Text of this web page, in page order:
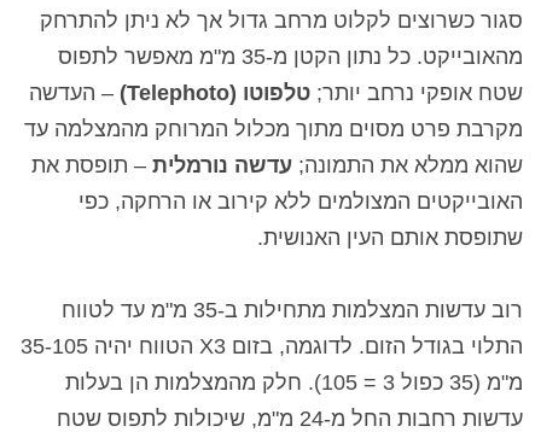
סגור כשרוצים לקלוט מרחב גדול אך לא ניתן להתרחק
מהאובייקט. כל נתון הקטן מ-35 מ"מ מאפשר לתפוס
שטח אופקי נרחב יותר; טלפוטו (Telephoto
) – העדשה
מקרבת פרט מסוים מתוך מכלול המרוחק מהמצלמה עד
שהוא ממלא את התמונה; עדשה נורמלית – תופסת את
האובייקטים המצולמים ללא קירוב או הרחקה, כפי
שתופסת אותם העין האנושית.
רוב עדשות המצלמות מתחילות ב-35 מ"מ עד לטווח
התלוי בגודל הזום. לדוגמה, בזום X3
הטווח יהיה 35-105
מ"מ (35 כפול 3 = 105). חלק מהמצלמות הן בעלות
עדשות רחבות החל מ-24 מ"מ, שיכולות לתפוס שטח